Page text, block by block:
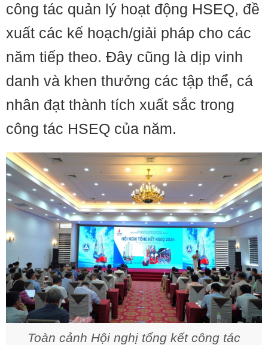
công tác quản lý hoạt động HSEQ, đề
xuất các kế hoạch/giải pháp cho các
năm tiếp theo. Đây cũng là dịp vinh
danh và khen thưởng các tập thể, cá
nhân đạt thành tích xuất sắc trong
công tác HSEQ của năm.
Toàn cảnh Hội nghị tổng kết công tác